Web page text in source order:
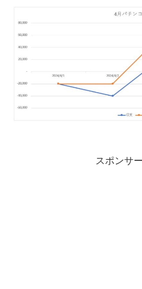
スポンサ